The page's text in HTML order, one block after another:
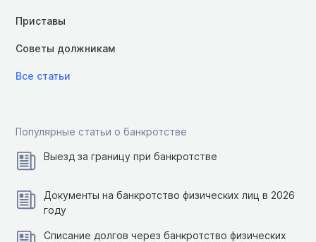
Приставы
Советы должникам
Все статьи
Популярные статьи о банкротстве
Выезд за границу при банкротстве
Документы на банкротство физических лиц в 2026
году
Списание долгов через банкротство физических